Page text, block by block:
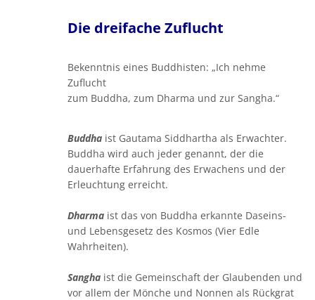
Die dreifache Zuflucht
Bekenntnis eines Buddhisten: „Ich nehme
Zuflucht
zum Buddha, zum Dharma und zur Sangha.“
Buddha ist Gautama Siddhartha als Erwachter.
Buddha wird auch jeder genannt, der die
dauerhafte Erfahrung des Erwachens und der
Erleuchtung erreicht.
Dharma ist das von Buddha erkannte Daseins-
und Lebensgesetz des Kosmos (Vier Edle
Wahrheiten).
Sangha ist die Gemeinschaft der Glaubenden und
vor allem der Mönche und Nonnen als Rückgrat